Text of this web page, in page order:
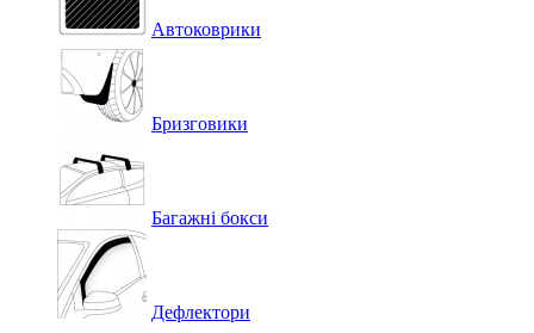
Автоковрики
Бризговики
Багажні бокси
Дефлектори